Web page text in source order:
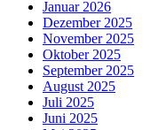
Januar 2026
Dezember 2025
November 2025
Oktober 2025
September 2025
August 2025
Juli 2025
Juni 2025